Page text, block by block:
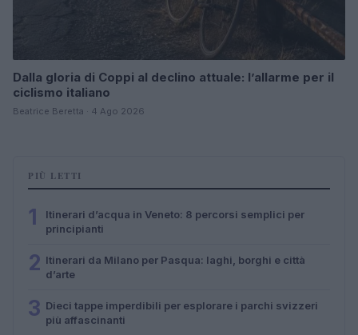
Dalla gloria di Coppi al declino attuale: l’allarme per il
ciclismo italiano
Beatrice Beretta · 4 Ago 2026
PIÙ LETTI
1
Itinerari d’acqua in Veneto: 8 percorsi semplici per
principianti
2 Itinerari da Milano per Pasqua: laghi, borghi e città
d’arte
3 Dieci tappe imperdibili per esplorare i parchi svizzeri
più affascinanti